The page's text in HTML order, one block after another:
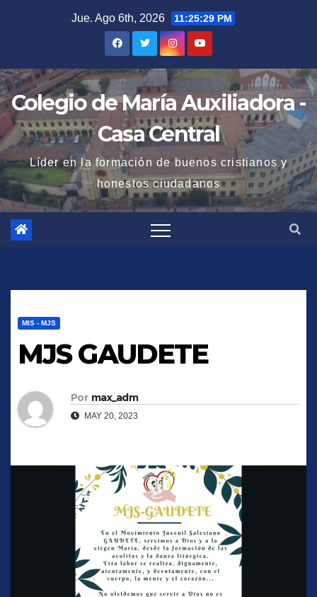
Jue. Ago 6th, 2026 11:25:30 PM
Colegio de María Auxiliadora -
Casa Central
Líder en la formación de buenos cristianos y
honestos ciudadanos
MIS - MJS
MJS GAUDETE
Por max_adm
MAY 20, 2023